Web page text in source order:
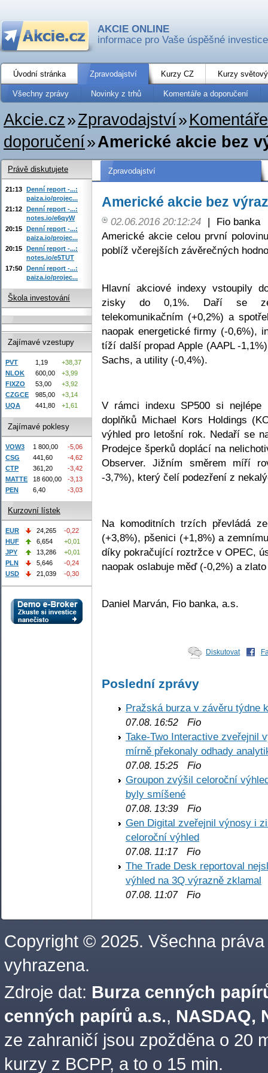
AKCIE ONLINE
informace pro Vaše úspěšné investice
Úvodní stránka Zpravodajství Kurzy CZ Kurzy
Všechny zprávy Novinky z trhů Komentáře a doporučení
Akcie.cz»Zpravodajství»
doporučení»Americké akcie bez
Zpravodajství
Americké akcie bez
02.06.2016 20:12:24 |
Fio banka
Americké akcie celou první
poblíž včerejších závěrečných
Hlavní akciové indexy vstoupily
zisky do 0,1%. Daří se
telekomunikačním (+0,2%) a
naopak energetické firmy (-0,6%),
tíží další propad Apple (AAPL -
Sachs, a utility (-0,4%).
V rámci indexu SP500 si nejlépe
doplňků Michael Kors Holdings
výhled pro letošní rok. Nedaří se
Prodejce šperků doplácí na
Observer. Jižním směrem míří
-3,7%), který čelí podezření z
Na komoditních trzích převládá
(+3,8%), pšenici (+1,8%) a
díky pokračující roztržce v OPEC,
naopak oslabuje měď (-0,2%) a
Daniel Marván, Fio banka, a.s.
Diskutovat
Poslední zprávy
Pražská burza v závěru týdne
07.08. 16:52 Fio
Take-Two Interactive zveřejnil
mírně překonaly odhady
07.08. 15:25 Fio
Groupon zvýšil celoroční
byly smíšené
07.08. 13:39 Fio
Gen Digital zveřejnil výnosy i
celoroční výhled
07.08. 11:17Fio
The Trade Desk reportoval
výhled na 3Q výrazně zklamal
07.08. 11:07Fio
Právě diskutujete
21:13 Denní report -...:
paiza.io/projec...
21:12 Denní report -...:
notes.io/e6qyW
20:15 Denní report -...:
paiza.io/projec...
20:15 Denní report -...:
notes.io/e5TUT
17:50 Denní report -...:
paiza.io/projec...
Škola investování
Zajímavé vzestupy
PVT 1,19
+38,37
NLOK
600,00
+3,99
FIXZO
53,00
+3,92
CZGCE
985,00
+3,14
UQA
441,80 +1,61
Zajímavé poklesy
VOW3 1 800,00
-5,06
CSG
441,60
-4,62
CTP
361,20
-3,42
MATTE
18 600,00
-3,13
PEN
6,40 -3,03
Kurzovní lístek
EUR 24,265
-0,22
HUF
6,654
+0,01
JPY
13,286
+0,01
PLN
5,646
-0,24
USD
21,039 -0,30
Copyright © 2025. Všechna práva
vyhrazena.
Zdroje dat: Burza cenných
cenných papírů a.s., NASDAQ,
ze zahraničí jsou zpožděna o 20
kurzy z BCPP, a to o 15 min.